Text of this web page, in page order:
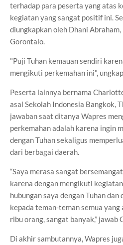
terhadap para peserta yang atas
kegiatan yang sangat positif ini.
diungkapkan oleh Dhani
Gorontalo.
"Puji Tuhan kemauan sendiri
mengikuti perkemahan ini",
Peserta lainnya bernama
asal Sekolah Indonesia Bangkok,
jawaban saat ditanya Wapres
perkemahan adalah karena ingin
dengan Tuhan sekaligus
dari berbagai daerah.
“Saya merasa sangat
karena dengan mengikuti
hubungan saya dengan Tuhan
kepada teman-teman semua
ribu orang, sangat banyak,” jawab
Di akhir sambutannya, Wapres